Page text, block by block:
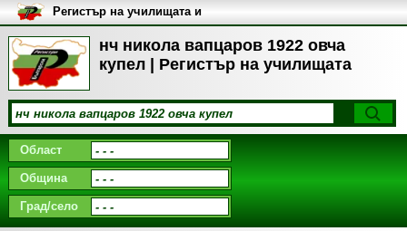
нч никола вапцаров 1922 овча
купел | Регистър на училищата
Регистър на училищата и
университетите в България
Област
Община
Град/село